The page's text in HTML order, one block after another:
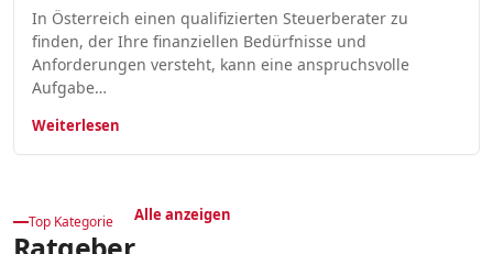
In Österreich einen qualifizierten Steuerberater zu
finden, der Ihre finanziellen Bedürfnisse und
Anforderungen versteht, kann eine anspruchsvolle
Aufgabe…
Weiterlesen
Top Kategorie Alle anzeigen